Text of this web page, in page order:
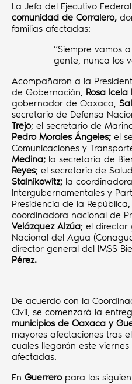
La Jefa del Ejecutivo Federal
comunidad de Corralero,
familias afectadas:
“Siempre vamos
gente, nunca los
Acompañaron a la
de Gobernación, Rosa Icela
gobernador de Oaxaca,
secretario de Defensa
Trejo; el secretario de
Pedro Morales Ángeles; el
Comunicaciones y
Medina; la secretaria de
Reyes; el secretario de
Stalnikowitz; la
Intergubernamentales y
Presidencia de la República,
coordinadora nacional de
Velázquez Alzúa; el director
Nacional del Agua
director general del IMSS
Pérez.
De acuerdo con la
Civil, se comenzará la
municipios de Oaxaca y
mayores afectaciones tras
cuales llegarán este
afectadas.
En Guerreropara los